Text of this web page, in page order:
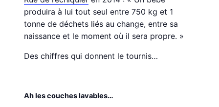
produira à lui tout seul entre 750 kg et 1
tonne de déchets liés au change, entre sa
naissance et le moment où il sera propre. »
Des chiffres qui donnent le tournis…
Ah les couches lavables…